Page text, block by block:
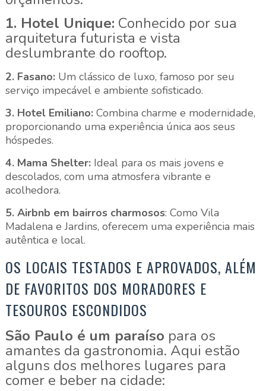
1. Hotel Unique: Conhecido por sua
arquitetura futurista e vista
deslumbrante do rooftop.
2. Fasano:Um clássico de luxo, famoso por seu
serviço impecável e ambiente sofisticado.
3. Hotel Emiliano: Combina charme e modernidade,
proporcionando uma experiência única aos seus
hóspedes.
4. Mama Shelter: Ideal para os mais jovens e
descolados, com uma atmosfera vibrante e
acolhedora.
5. Airbnb em bairros charmosos: Como Vila
Madalena e Jardins, oferecem uma experiência mais
autêntica e local.
OS LOCAIS TESTADOS E APROVADOS, ALÉM
DE FAVORITOS DOS MORADORES E
TESOUROS ESCONDIDOS
São Paulo é um paraíso para os
amantes da gastronomia. Aqui estão
alguns dos melhores lugares para
comer e beber na cidade: